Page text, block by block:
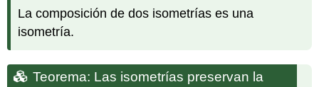
La
similitud
segmentos
de
La composición de dos isometrías es una
isometría.
Teorema: Las isometrías preservan la